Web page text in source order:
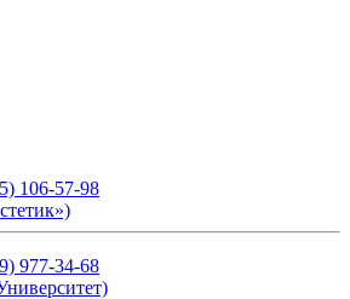
106-57-98
977-34-68